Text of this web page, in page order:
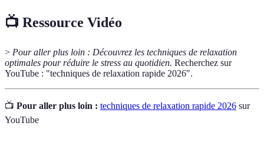
📺 Ressource Vidéo
> Pour aller plus loin : Découvrez les techniques de relaxation
optimales pour réduire le stress au quotidien. Recherchez sur
YouTube : "techniques de relaxation rapide 2026".
📺 Pour aller plus loin : techniques de relaxation rapide 2026 sur
YouTube